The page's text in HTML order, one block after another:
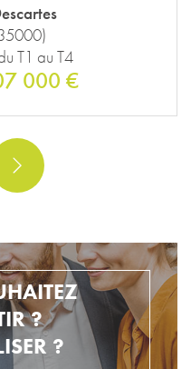
T1 au T4
000 €
?
?